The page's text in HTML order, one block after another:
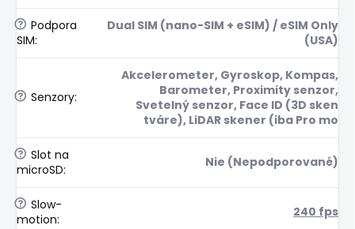
? Podpora
SIM:
Dual SIM (nano-SIM + eSIM) / eSIM Only
(USA)
? Senzory:
Akcelerometer, Gyroskop, Kompas,
Barometer, Proximity senzor,
Svetelný senzor, Face ID (3D sken
tváre), LiDAR skener (iba Pro mo
? Slot na
microSD: Nie (Nepodporované)
? Slow-
motion: 240 fps